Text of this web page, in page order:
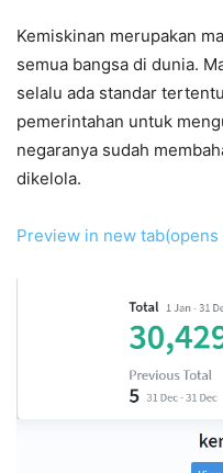
Kemiskinan merupakan
semua bangsa di dunia.
selalu ada standar
pemerintahan untuk
negaranya sudah
dikelola.
Preview in new tab(opens